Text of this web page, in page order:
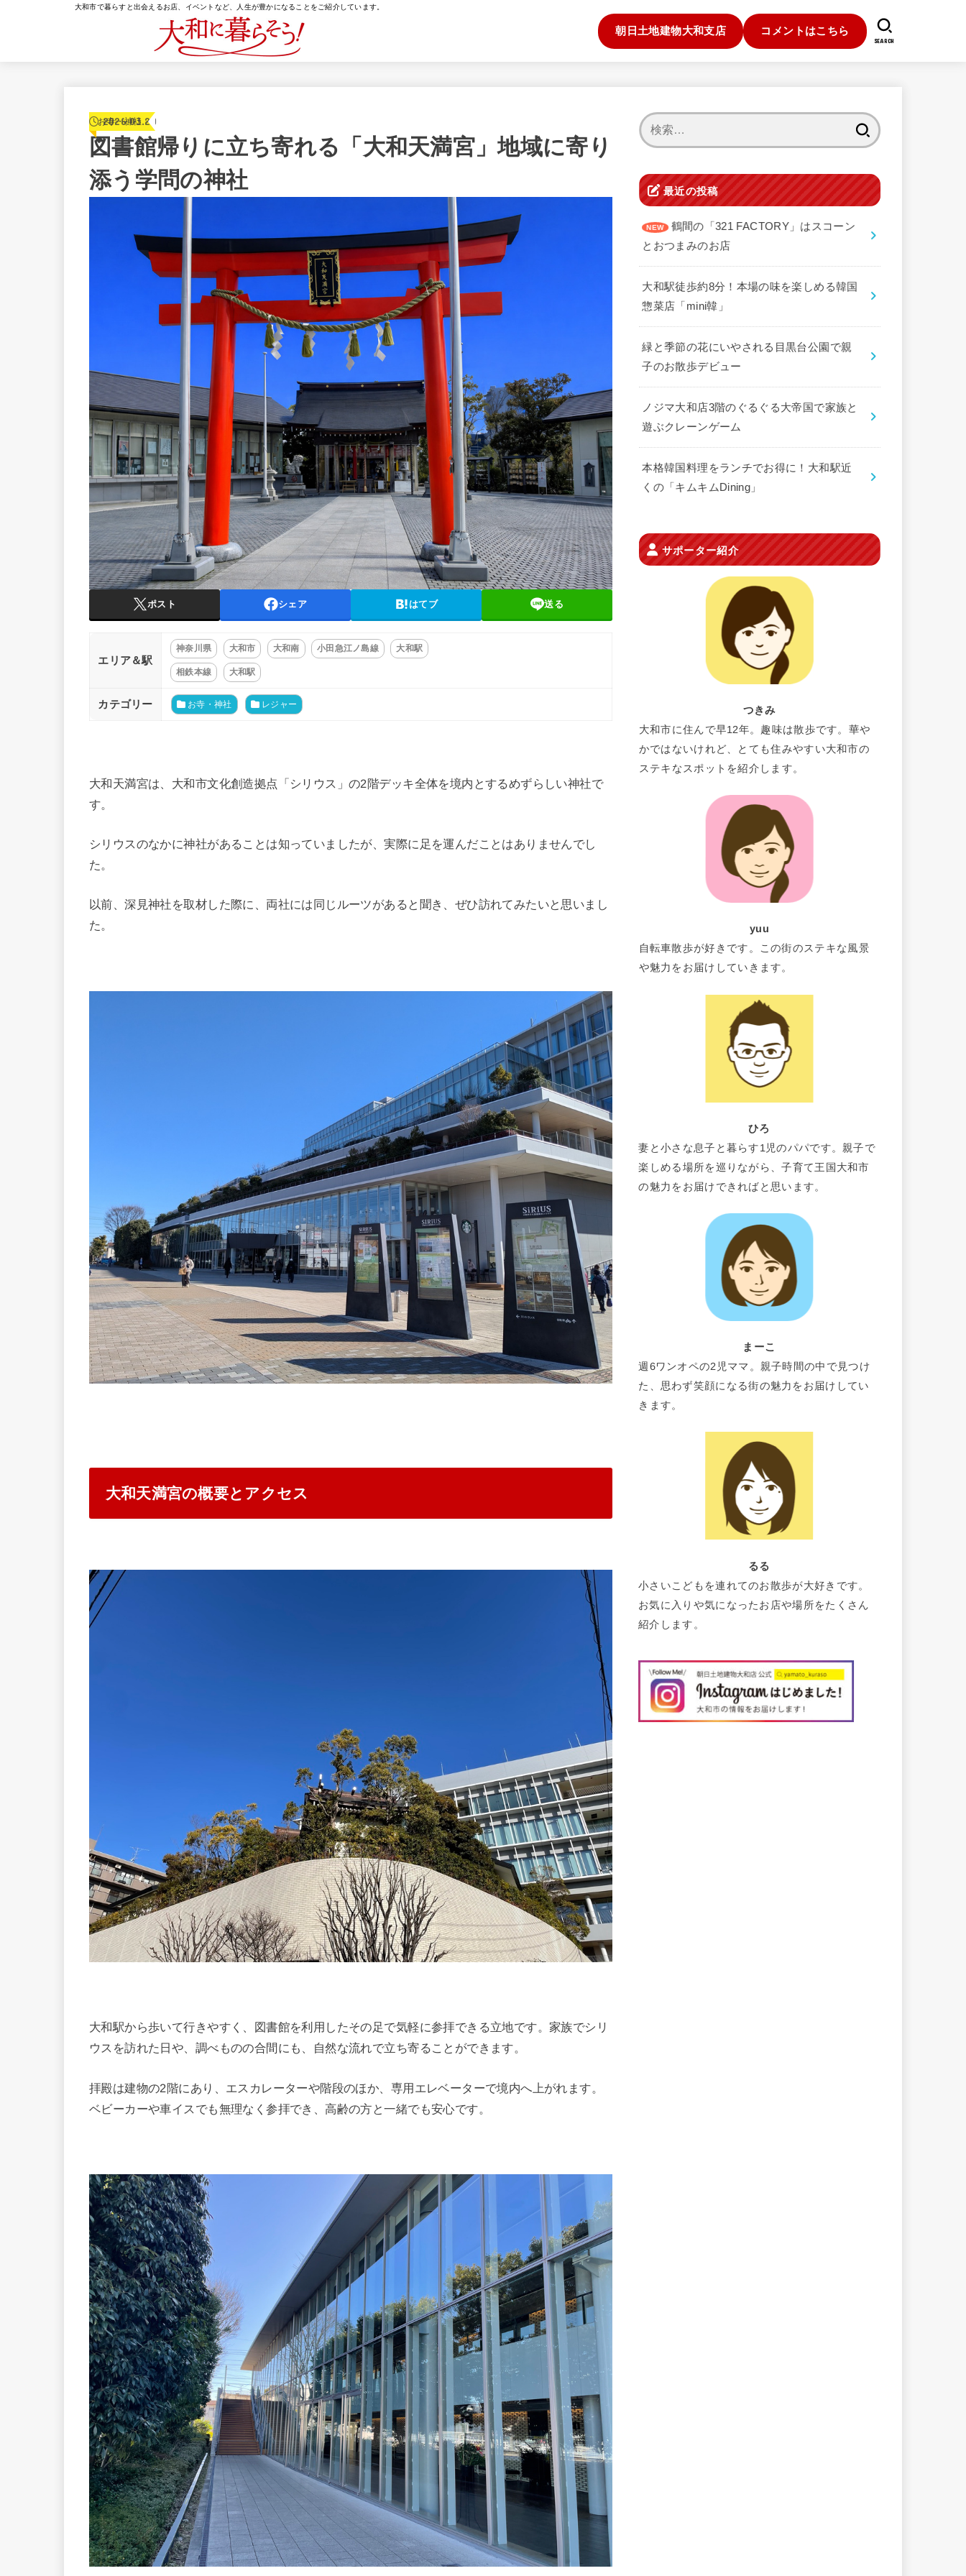
大和市で暮らすと出会えるお店、イベントなど、人生が豊かになることをご紹介しています。
朝日土地建物大和支店 コメントはこちら
SEARCH
お寺・神社
2026.03.20
図書館帰りに立ち寄れる「大和天満宮」地域に寄り
添う学問の神社
ポスト シェア はてブ 送る
エリア＆駅
神奈川県 大和市 大和南 小田急江ノ島線 大和駅
相鉄本線 大和駅
カテゴリー お寺・神社 レジャー
大和天満宮は、大和市文化創造拠点「シリウス」の2階デッキ全体を境内とするめずらしい神社で
す。
シリウスのなかに神社があることは知っていましたが、実際に足を運んだことはありませんでし
た。
以前、深見神社を取材した際に、両社には同じルーツがあると聞き、ぜひ訪れてみたいと思いまし
た。
大和天満宮の概要とアクセス
大和駅から歩いて行きやすく、図書館を利用したその足で気軽に参拝できる立地です。家族でシリ
ウスを訪れた日や、調べものの合間にも、自然な流れで立ち寄ることができます。
拝殿は建物の2階にあり、エスカレーターや階段のほか、専用エレベーターで境内へ上がれます。
ベビーカーや車イスでも無理なく参拝でき、高齢の方と一緒でも安心です。
最近の投稿
鶴間の「321 FACTORY」はスコーン
とおつまみのお店
大和駅徒歩約8分！本場の味を楽しめる韓国
惣菜店「mini韓」
緑と季節の花にいやされる目黒台公園で親
子のお散歩デビュー
ノジマ大和店3階のぐるぐる大帝国で家族と
遊ぶクレーンゲーム
本格韓国料理をランチでお得に！大和駅近
くの「キムキムDining」
サポーター紹介
つきみ
大和市に住んで早12年。趣味は散歩です。華や
かではないけれど、とても住みやすい大和市の
ステキなスポットを紹介します。
yuu
自転車散歩が好きです。この街のステキな風景
や魅力をお届けしていきます。
ひろ
妻と小さな息子と暮らす1児のパパです。親子で
楽しめる場所を巡りながら、子育て王国大和市
の魅力をお届けできればと思います。
まーこ
週6ワンオペの2児ママ。親子時間の中で見つけ
た、思わず笑顔になる街の魅力をお届けしてい
きます。
るる
小さいこどもを連れてのお散歩が大好きです。
お気に入りや気になったお店や場所をたくさん
紹介します。